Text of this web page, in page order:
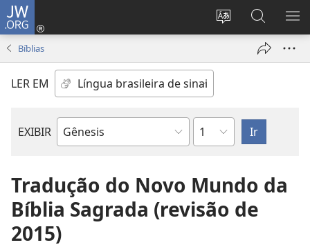
JW.ORG
Mudar
idioma
Log
janela)
Buscar
no
JW.ORG
Bíblias
LER EM
EXIBIR
Livro
Capítulo
Tradução do Novo Mundo da
Bíblia Sagrada (revisão de
2015)